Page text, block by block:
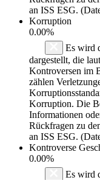
an ISS ESG.
Korruption
0.00%
Es wird
dargestellt, die
Kontroversen im
zählen
Korruption. Die
Informationen
Rückfragen zu
an ISS ESG.
Kontroverse
0.00%
Es wird